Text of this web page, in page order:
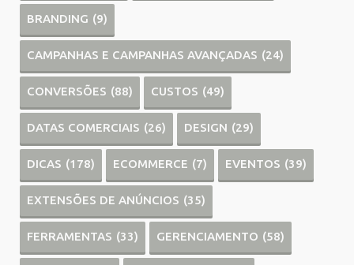
BRANDING (9)
CAMPANHAS E CAMPANHAS AVANÇADAS (24)
CONVERSÕES (88) CUSTOS (49)
DATAS COMERCIAIS (26) DESIGN (29)
DICAS (178) ECOMMERCE (7) EVENTOS (39)
EXTENSÕES DE ANÚNCIOS (35)
FERRAMENTAS (33) GERENCIAMENTO (58)